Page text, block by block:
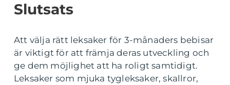
Slutsats
Att välja rätt leksaker för 3-månaders bebisar
är viktigt för att främja deras utveckling och
ge dem möjlighet att ha roligt samtidigt.
Leksaker som mjuka tygleksaker, skallror,